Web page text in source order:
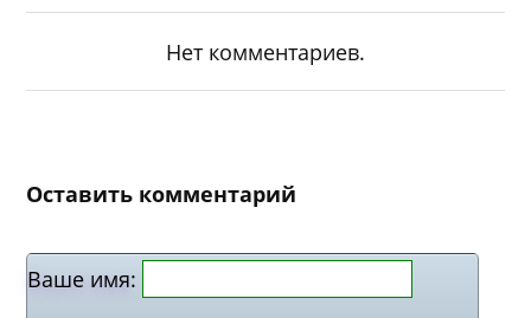
Нет комментариев.
Оставить комментарий
Ваше имя: